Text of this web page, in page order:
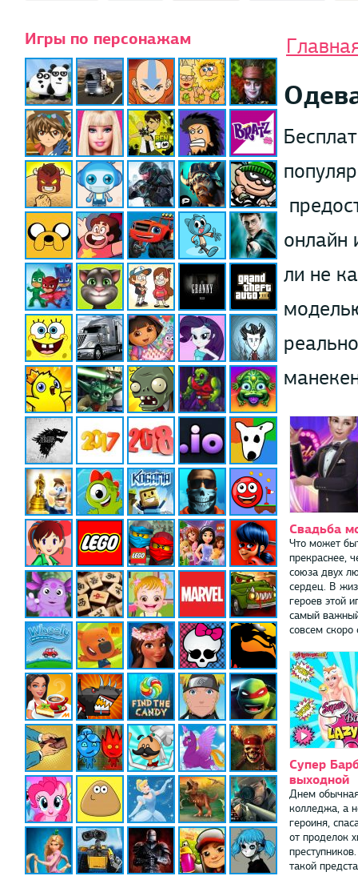
Игры по персонажам
онлайн
ли не
Свадьба
Что может
прекраснее,
союза двух
сердец. В
героев этой
самый
совсем скоро
Супер
выходной
Днем
колледжа, а
героиня,
от проделок
такой